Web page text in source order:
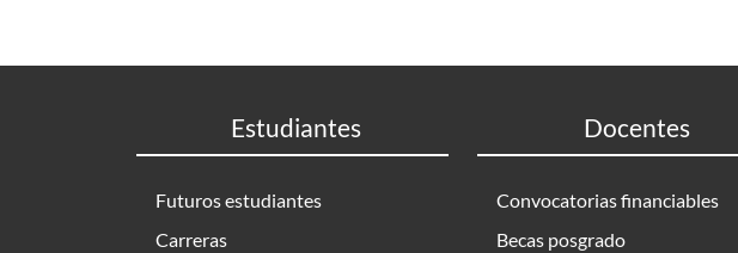
Estudiantes
Futuros estudiantes
Carreras
Docentes
Convocatorias financiables
Becas posgrado